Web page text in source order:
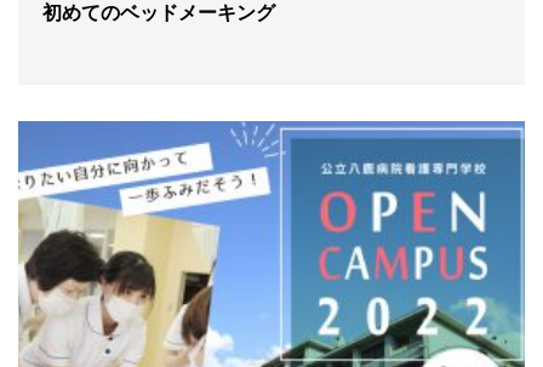
初めてのベッドメーキング